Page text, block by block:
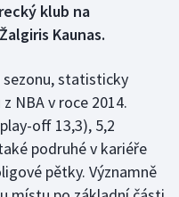
klub na
Kaunas.
sezonu, statisticky
NBA v roce 2014.
off 13,3), 5,2
podruhé v kariéře
pětky. Významně